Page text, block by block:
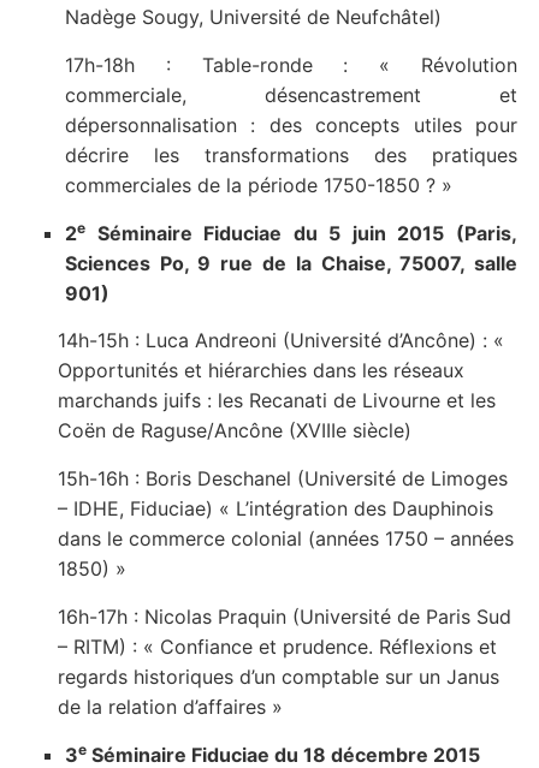
Nadège Sougy, Université de Neufchâtel)
17h-18h : Table-ronde : « Révolution
commerciale, désencastrement et
dépersonnalisation : des concepts utiles pour
décrire les transformations des pratiques
commerciales de la période 1750-1850 ? »
2eSéminaire Fiduciae du 5 juin 2015 (Paris,
Sciences Po, 9 rue de la Chaise, 75007, salle
901)
14h-15h : Luca Andreoni (Université d’Ancône) : «
Opportunités et hiérarchies dans les réseaux
marchands juifs : les Recanati de Livourne et les
Coën de Raguse/Ancône (XVIIIe siècle)
15h-16h : Boris Deschanel (Université de Limoges
– IDHE, Fiduciae) « L’intégration des Dauphinois
dans le commerce colonial (années 1750 – années
1850) »
16h-17h : Nicolas Praquin (Université de Paris Sud
– RITM) : « Confiance et prudence. Réflexions et
regards historiques d’un comptable sur un Janus
de la relation d’affaires »
3eSéminaire Fiduciae du 18 décembre 2015